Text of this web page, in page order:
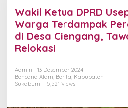
k
i
l
K
a
Wakil Ketua DPRD
Warga Terdampak
di Desa Ciengang,
Relokasi
Admin
13 Desember 2024
Bencana Alam, Berita, Kabupaten
Sukabumi
5,521 Views